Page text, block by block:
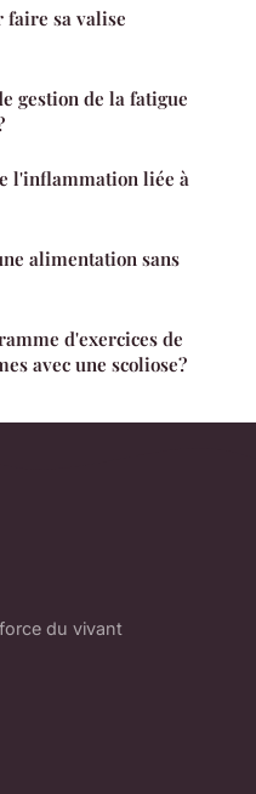
faire sa valise
gestion de la fatigue
l'inflammation liée à
alimentation sans
d'exercices de
avec une scoliose?
du vivant